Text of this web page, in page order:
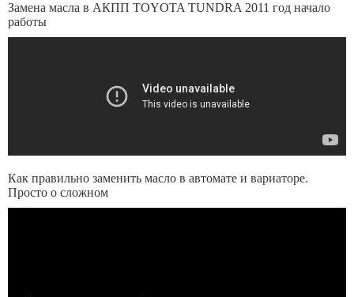
Замена масла в АКПП TOYOTA TUNDRA 2011 год начало
работы
Как правильно заменить масло в автомате и вариаторе.
Просто о сложном